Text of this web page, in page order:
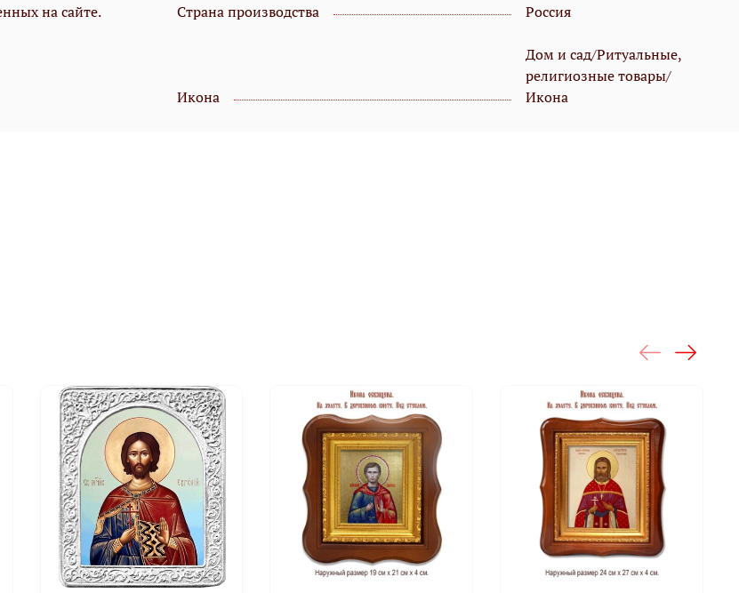
на сайте.
Страна производства Россия
Икона
Дом и сад/Ритуальные,
религиозные товары/
Икона